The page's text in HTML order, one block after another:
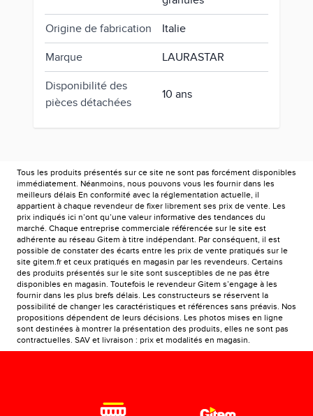
Origine de fabrication Italie
Marque LAURASTAR
Disponibilité des
pièces détachées
10 ans
Tous les produits présentés sur ce site ne sont pas forcément disponibles
immédiatement. Néanmoins, nous pouvons vous les fournir dans les
meilleurs délais En conformité avec la réglementation actuelle, il
appartient à chaque revendeur de fixer librement ses prix de vente. Les
prix indiqués ici n’ont qu’une valeur informative des tendances du
marché. Chaque entreprise commerciale référencée sur le site est
adhérente au réseau Gitem à titre indépendant. Par conséquent, il est
possible de constater des écarts entre les prix de vente pratiqués sur le
site gitem.fr et ceux pratiqués en magasin par les revendeurs. Certains
des produits présentés sur le site sont susceptibles de ne pas être
disponibles en magasin. Toutefois le revendeur Gitem s’engage à les
fournir dans les plus brefs délais. Les constructeurs se réservent la
possibilité de changer les caractéristiques et références sans préavis. Nos
propositions dépendent de leurs décisions. Les photos mises en ligne
sont destinées à montrer la présentation des produits, elles ne sont pas
contractuelles. SAV et livraison : prix et modalités en magasin.